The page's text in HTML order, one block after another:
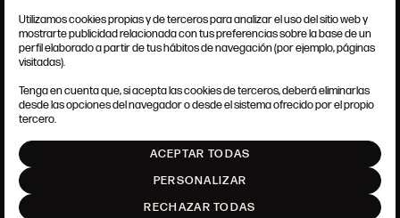
CONDICIONES GENERALES
POLÍTICA DE COOKIES
AJUSTE DE COOKIES
Utilizamos cookies propias y de terceros para analizar el uso del sitio web y
mostrarte publicidad relacionada con tus preferencias sobre la base de un
perfil elaborado a partir de tus hábitos de navegación (por ejemplo, páginas
visitadas).
Tenga en cuenta que, si acepta las cookies de terceros, deberá eliminarlas
desde las opciones del navegador o desde el sistema ofrecido por el propio
tercero.
ACEPTAR TODAS
PERSONALIZAR
RECHAZAR TODAS